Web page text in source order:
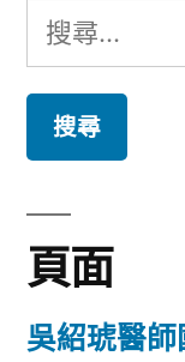
搜
尋
鍵
字:
頁面
吳紹琥醫